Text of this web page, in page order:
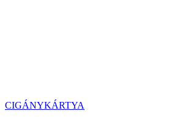
CIGÁNYKÁRTYA